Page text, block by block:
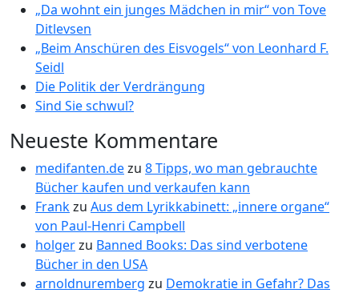
„Da wohnt ein junges Mädchen in mir“ von Tove
Ditlevsen
„Beim Anschüren des Eisvogels“ von Leonhard F.
Seidl
Die Politik der Verdrängung
Sind Sie schwul?
Neueste Kommentare
medifanten.dezu 8 Tipps, wo man gebrauchte
Bücher kaufen und verkaufen kann
Frankzu Aus dem Lyrikkabinett: „innere organe“
von Paul-Henri Campbell
holgerzu Banned Books: Das sind verbotene
Bücher in den USA
arnoldnuremberg zu Demokratie in Gefahr? Das